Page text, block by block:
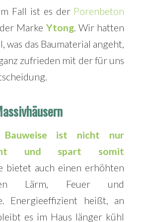
Fall ist es der Porenbeton
Marke Ytong. Wir hatten
was das Baumaterial angeht,
zufrieden mit der für uns
Bauweise ist nicht nur
und spart somit
bietet auch einen erhöhten
Lärm, Feuer und
Energieeffizient heißt, an
es im Haus länger kühl